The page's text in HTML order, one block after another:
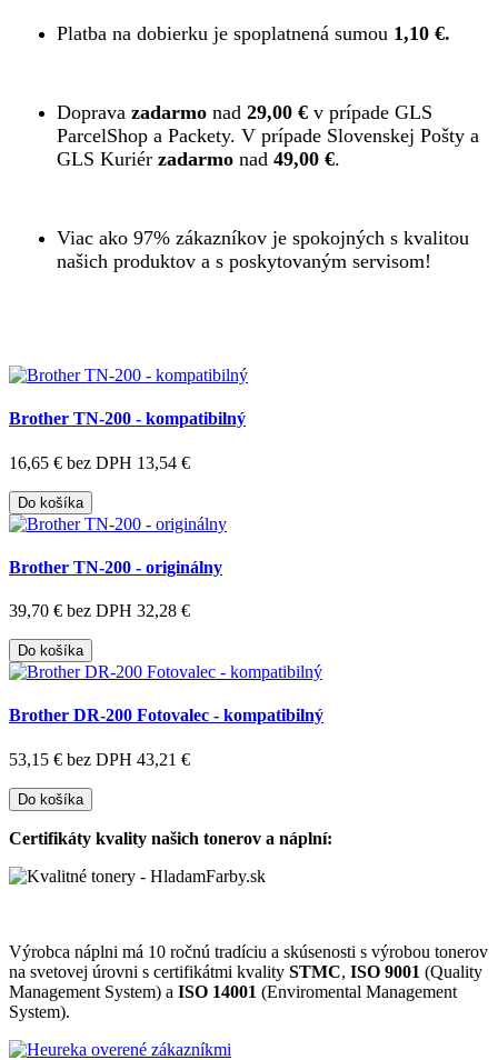
Platba na dobierku je spoplatnená sumou 1,10 €.
Doprava zadarmo nad 29,00 € v prípade GLS
ParcelShop a Packety. V prípade Slovenskej Pošty a
GLS Kuriér zadarmo nad 49,00 €.
Viac ako 97% zákazníkov je spokojných s kvalitou
našich produktov a s poskytovaným servisom!
Brother TN-200 - kompatibilný
16,65 € bez DPH 13,54 €
Do košíka
Brother TN-200 - originálny
39,70 € bez DPH 32,28 €
Do košíka
Brother DR-200 Fotovalec - kompatibilný
53,15 € bez DPH 43,21 €
Do košíka
Certifikáty kvality našich tonerov a náplní:
Výrobca náplni má 10 ročnú tradíciu a skúsenosti s výrobou tonerov
na svetovej úrovni s certifikátmi kvality STMC, ISO 9001 (Quality
Management System) a ISO 14001 (Enviromental Management
System).